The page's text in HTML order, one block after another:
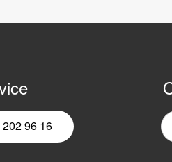
96 16
Newsletter